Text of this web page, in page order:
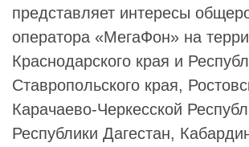
представляет интересы
оператора «МегаФон» на
Краснодарского края и
Ставропольского края,
Карачаево-Черкесской
Республики Дагестан,